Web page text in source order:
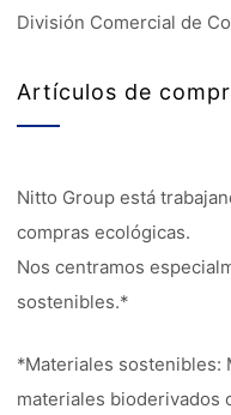
División Comercial de
Artículos de
Nitto Group está
compras ecológicas.
Nos centramos
sostenibles.*
*Materiales sostenibles:
materiales bioderivados